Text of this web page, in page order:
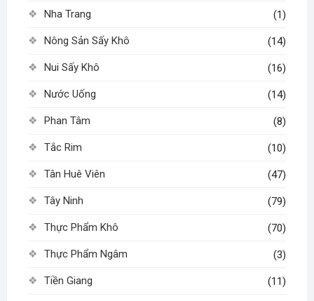
Nha Trang (1)
Nông Sản Sấy Khô (14)
Nui Sấy Khô (16)
Nước Uống (14)
Phan Tâm (8)
Tắc Rim (10)
Tân Huê Viên (47)
Tây Ninh (79)
Thực Phẩm Khô (70)
Thực Phẩm Ngâm (3)
Tiền Giang (11)